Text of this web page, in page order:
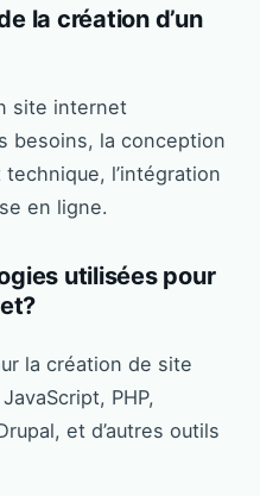
la création d’un
site internet
besoins, la conception
l’intégration
en ligne.
utilisées pour
la création de site
PHP,
et d’autres outils